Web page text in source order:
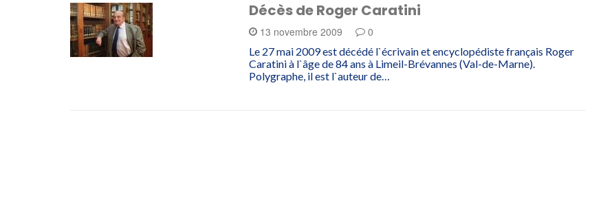
Décès de Roger Caratini
13 novembre 2009 0
Le 27 mai 2009 est décédé l`écrivain et encyclopédiste français Roger
Caratini à l`âge de 84 ans à Limeil-Brévannes (Val-de-Marne).
Polygraphe, il est l`auteur de…